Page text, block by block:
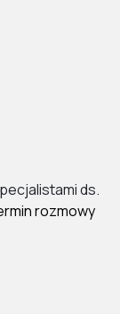
ds.
rozmowy